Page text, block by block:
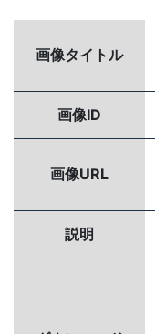
画像タイトル
画像ID
画像URL
説明